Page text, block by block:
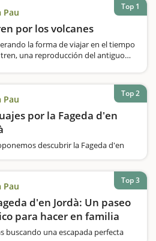
Pau
por los volcanes
la forma de viajar en el tiempo
una reproducción del antiguo
y lo haremos en tren. Una vista
del volcán…
Top 1
Pau
por la Fageda d'en
descubrir la Fageda d'en
al pasar por la Garrotxa con
niños. Podréis…
Top 2
Pau
d'en Jordà: Un paseo
para hacer en familia
buscando una escapada perfecta
Top 3